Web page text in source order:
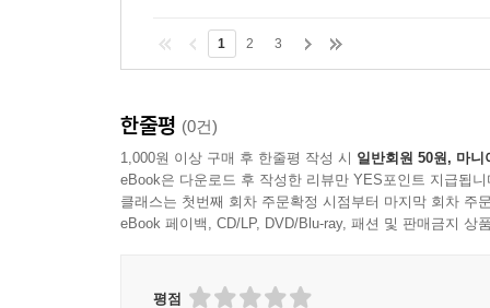
1 2 3
한줄평 (0건)
1,000원 이상 구매 후 한줄평 작성 시 일반회원 50원, 마니
eBook은 다운로드 후 작성한 리뷰만 YES포인트 지급됩니
클래스는 첫번째 회차 주문확정 시점부터 마지막 회차 주
eBook 페이백, CD/LP, DVD/Blu-ray, 패션 및 판매금지 상
평점